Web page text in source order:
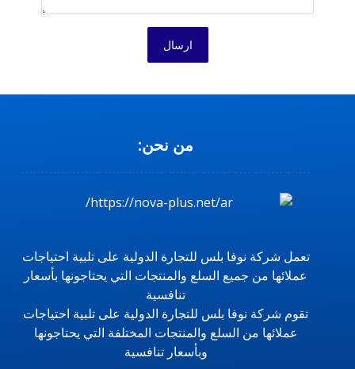
ارسال
من نحن:
تعمل شركة نوفا بلس للتجارة الدولية على تلبية احتياجات
عملائها من جميع السلع والمنتجات التي يحتاجونها بأسعار
تنافسية
تقوم شركة نوفا بلس للتجارة الدولية على تلبية احتياجات
عملائها من السلع والمنتجات المختلفة التي يحتاجونها
وبأسعار تنافسية